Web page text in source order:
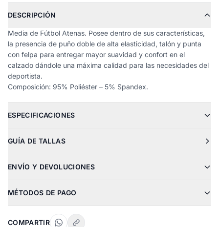
DESCRIPCIÓN
Media de Fútbol Atenas. Posee dentro de sus características,
la presencia de puño doble de alta elasticidad, talón y punta
con felpa para entregar mayor suavidad y confort en el
calzado dándole una máxima calidad para las necesidades del
deportista.
Composición: 95% Poliéster – 5% Spandex.
ESPECIFICACIONES
GUÍA DE TALLAS
ENVÍO Y DEVOLUCIONES
MÉTODOS DE PAGO
COMPARTIR